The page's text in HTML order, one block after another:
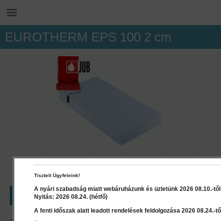
EUROTHERM EPS 100 2 cm
LEÍRÁS RÉSZLETEK
Tisztelt Ügyfeleink!
A nyári szabadság miatt webáruházunk és üzletünk 2026 08.10.-
Nyitás: 2026 08.24. (hétfő)
A fenti időszak alatt leadott rendelések feldolgozása 2026 08.24.-